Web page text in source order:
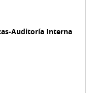
Auditoría Interna